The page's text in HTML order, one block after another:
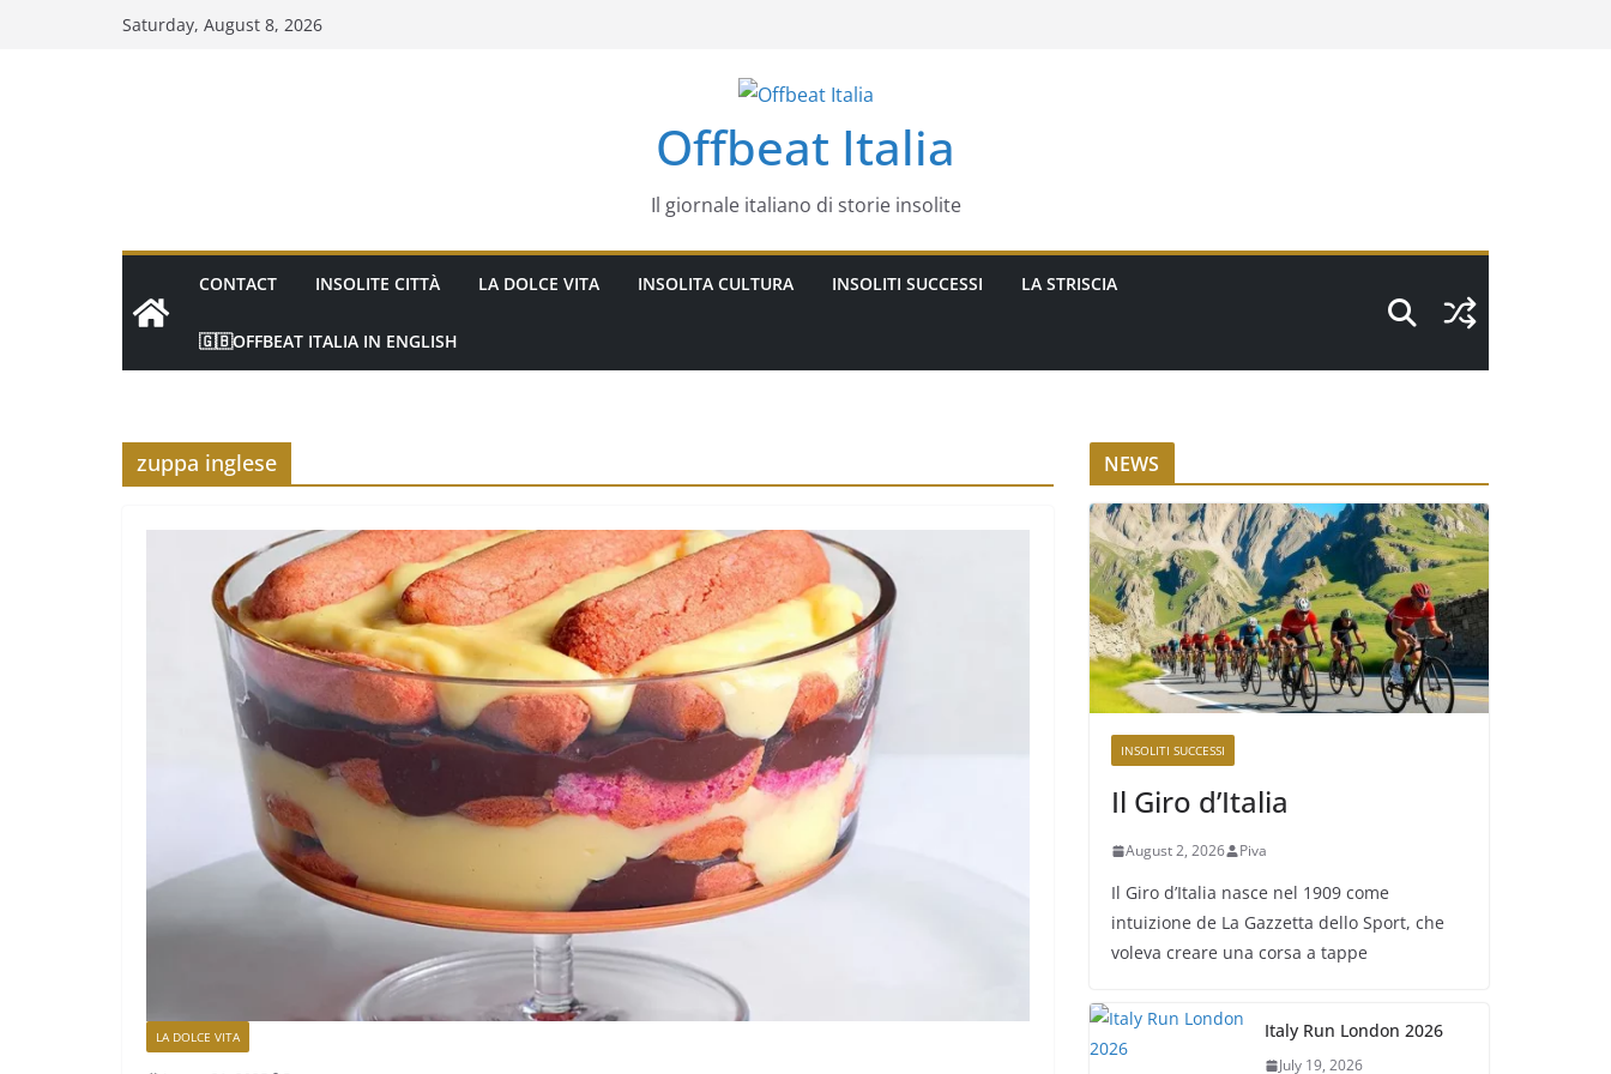
Saturday, August 8, 2026
Offbeat Italia
Il giornale italiano di storie insolite
CONTACT INSOLITE CITTÀ LA DOLCE VITA INSOLITA CULTURA INSOLITI SUCCESSI LA STRISCIA
🇬🇧OFFBEAT ITALIA IN ENGLISH
zuppa inglese
LA DOLCE VITA
NEWS
INSOLITI SUCCESSI
Il Giro d’Italia
August 2, 2026 Piva
Il Giro d’Italia nasce nel 1909 come
intuizione de La Gazzetta dello Sport, che
voleva creare una corsa a tappe
Italy Run London 2026
July 19, 2026